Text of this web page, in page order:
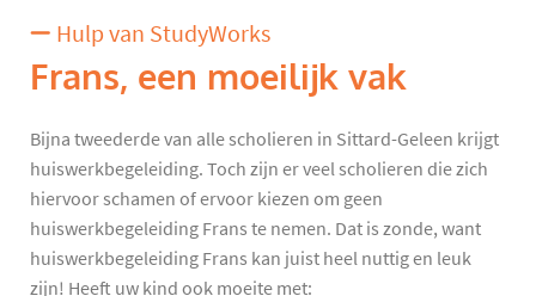
Hulp van StudyWorks
Frans, een moeilijk vak
Bijna tweederde van alle scholieren in Sittard-Geleen krijgt
huiswerkbegeleiding. Toch zijn er veel scholieren die zich
hiervoor schamen of ervoor kiezen om geen
huiswerkbegeleiding Frans te nemen. Dat is zonde, want
huiswerkbegeleiding Frans kan juist heel nuttig en leuk
zijn! Heeft uw kind ook moeite met: